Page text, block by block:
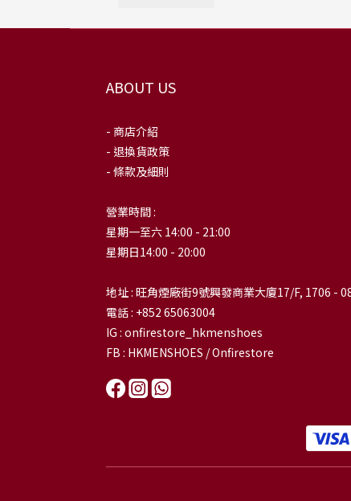
ABOUT US
- 商店介紹
- 退換貨政策
- 條款及細則
營業時間 :
星期一至六 14:00 - 21:00
星期日14:00 - 20:00
地址 : 旺角煙廠街9號興發商業大廈17/F, 1706 -
電話 : +852 65063004
IG : onfirestore_hkmenshoes
FB : HKMENSHOES / Onfirestore